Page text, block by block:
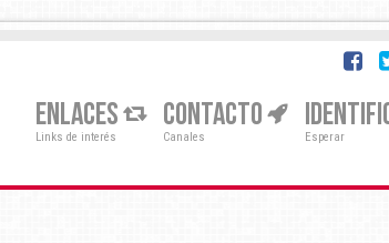
ENLACES
Links de interés
CONTACTO
Canales Esperar